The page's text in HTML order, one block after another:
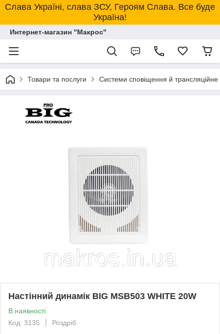
Слава Україні, слава ЗСУ, Героям Слава. Все буде
Україна!
Интернет-магазин "Макрос"
Товари та послуги Системи сповіщення й
Настінний динамік BIG MSB503 WHITE 20W
В наявності
Код: 3135
Роздріб